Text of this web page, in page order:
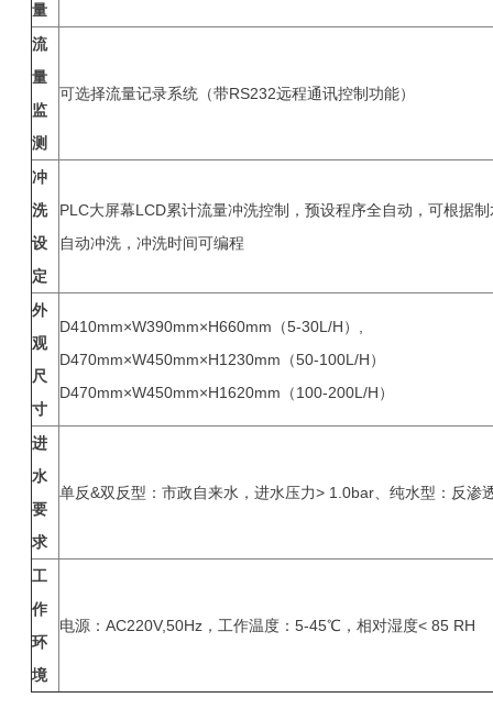
量
流
量
监
测
可选择流量记录系统（带RS232远程通讯控制功能）
冲
洗
设
定
PLC大屏幕LCD累计流量冲洗控制，预设程序全自动，可根据
自动冲洗，冲洗时间可编程
外
观
尺
寸
D410mm×W390mm×H660mm（5-30L/H）,
D470mm×W450mm×H1230mm（50-100L/H）
D470mm×W450mm×H1620mm（100-200L/H）
进
水
要
求
单反&双反型：市政自来水，进水压力> 1.0bar、纯水型：反渗
工
作
环
境
电源：AC220V,50Hz，工作温度：5-45℃，相对湿度< 85 RH